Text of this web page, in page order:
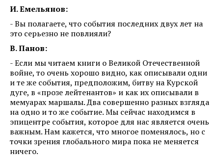
И. Емельянов:
- Вы полагаете, что события последних двух лет на
это серьезно не повлияли?
В. Панов:
- Если мы читаем книги о Великой Отечественной
войне, то очень хорошо видно, как описывали одни
и те же события, предположим, битву на Курской
дуге, в «прозе лейтенантов» и как их описывали в
мемуарах маршалы. Два совершенно разных взгляда
на одно и то же событие. Мы сейчас находимся в
эпицентре события, которое для нас является очень
важным. Нам кажется, что многое поменялось, но с
точки зрения глобального мира пока не меняется
ничего.